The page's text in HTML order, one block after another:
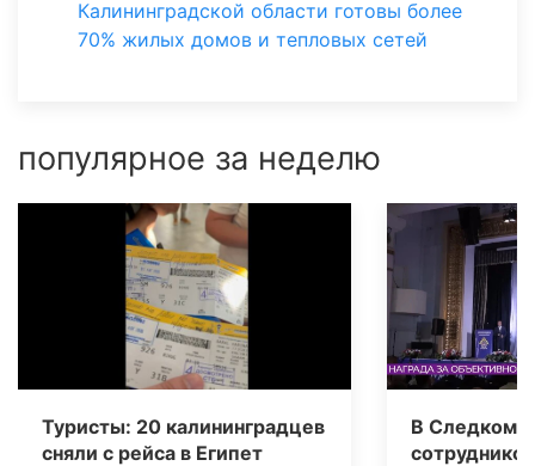
Калининградской области готовы более
70% жилых домов и тепловых сетей
популярное за неделю
Туристы: 20 калининградцев
сняли с рейса в Египет
В Следкоме